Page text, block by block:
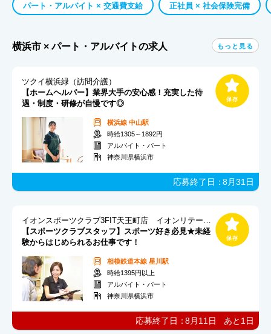
パート・アルバイト × 交通費支給 正社員 × 社会保険完備
横浜市 × パート・アルバイトの求人 もっと見る
ツクイ横浜緑（訪問介護）
【ホームヘルパー】業界大手の安心感！充実した待
遇・制度・研修が自慢です◎
横浜線 中山駅
時給1305～1892円
アルバイト・パート
神奈川県横浜市
応募終了日：8月31日
イオンスポーツクラブ3FIT天王町店 イオンリテール(株)
【スポーツクラブスタッフ】スポーツ好き必見★未経
験からはじめられるお仕事です！
相模鉄道本線 星川駅
時給1395円以上
アルバイト・パート
神奈川県横浜市
応募終了日：8月11日 あと 1日